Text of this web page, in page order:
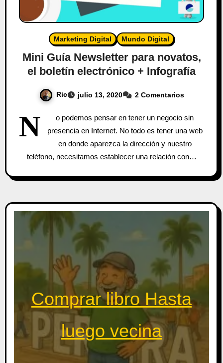
Marketing Digital Mundo Digital
Mini Guía Newsletter para novatos,
el boletín electrónico + Infografía
Ric julio 13, 2020 2 Comentarios
N
o podemos pensar en tener un negocio sin
presencia en Internet. No todo es tener una web
en donde aparezca la dirección y nuestro
teléfono, necesitamos establecer una relación con…
Comprar libro Hasta
luego vecina